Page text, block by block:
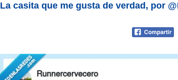
La casita que me gusta de verdad, por